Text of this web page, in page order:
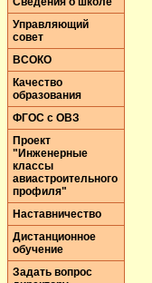
Управляющий
совет
ВСОКО
Качество
образования
ФГОС с ОВЗ
Проект
"Инженерные
классы
авиастроительного
профиля"
Наставничество
Дистанционное
обучение
Задать вопрос